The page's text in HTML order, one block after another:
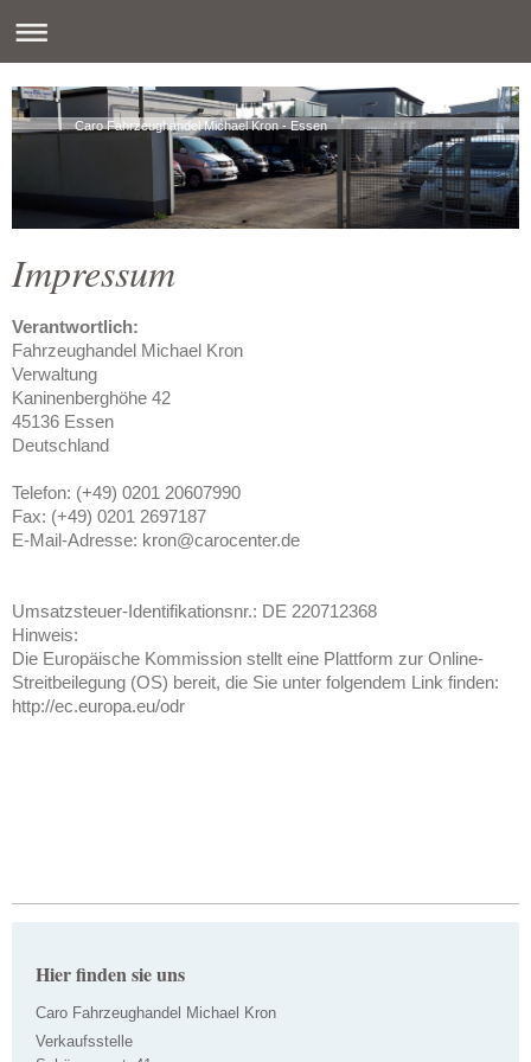
Caro Fahrzeughandel Michael Kron - Essen
Impressum
Verantwortlich:
Fahrzeughandel Michael Kron
Verwaltung
Kaninenberghöhe 42
45136 Essen
Deutschland
Telefon: (+49) 0201 20607990
Fax: (+49) 0201 2697187
E-Mail-Adresse: kron@carocenter.de
Umsatzsteuer-Identifikationsnr.: DE 220712368
Hinweis:
Die Europäische Kommission stellt eine Plattform zur Online-
Streitbeilegung (OS) bereit, die Sie unter folgendem Link finden:
http://ec.europa.eu/odr
Hier finden sie uns
Caro Fahrzeughandel Michael Kron
Verkaufsstelle